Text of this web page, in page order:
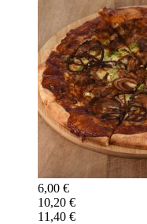
6,00 €
10,20 €
11,40 €